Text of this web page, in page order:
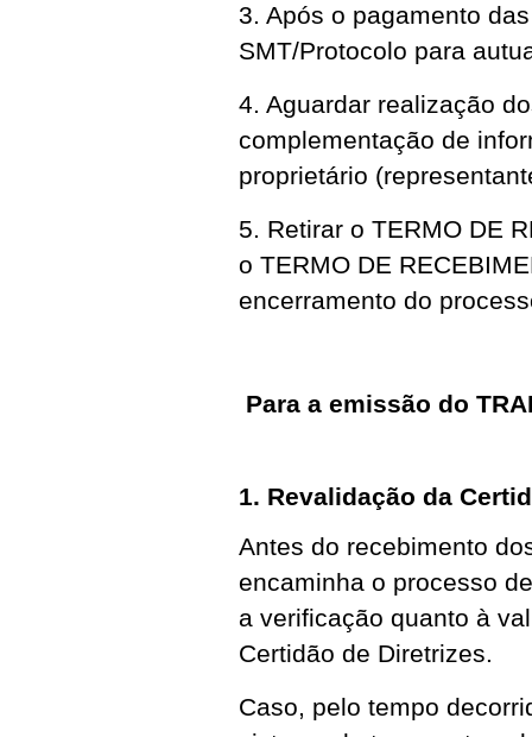
3. Após o pagamento
SMT/Protocolo para
4. Aguardar realização
complementação de
proprietário
5. Retirar o TERMO DE
o TERMO DE
encerramento do
Para a emissão do
1. Revalidação da
Antes do recebimento
encaminha o processo
a verificação quanto à
Certidão de Diretrizes.
Caso, pelo tempo